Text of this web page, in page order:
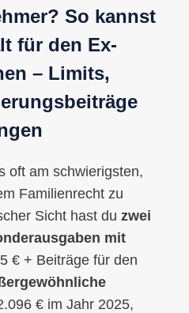
So kannst
für den Ex-
– Limits,
oft am schwierigsten,
Familienrecht zu
Sicht hast du zwei
mit
€ + Beiträge für den
€ im Jahr 2025,